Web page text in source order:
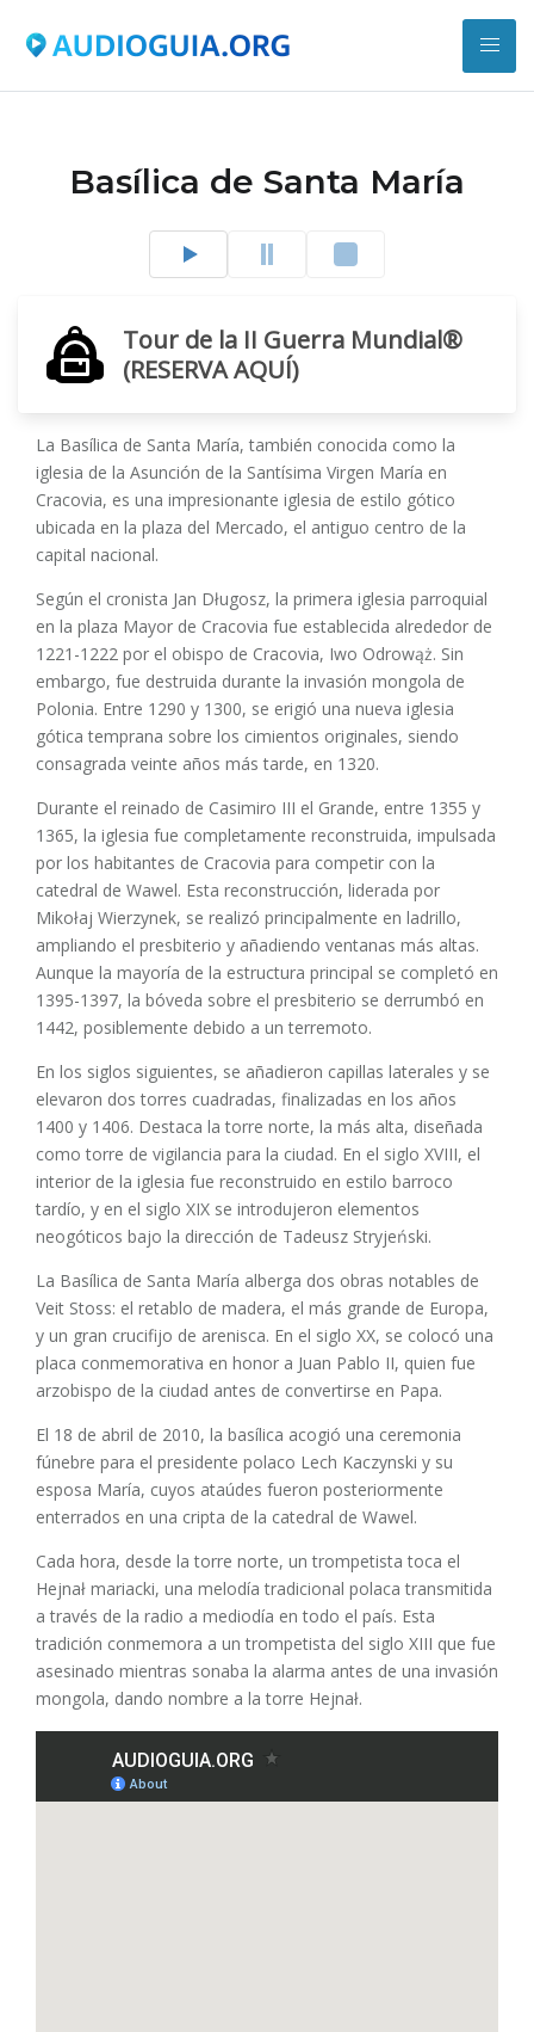
Basílica de Santa María
Tour de la II Guerra Mundial®
(RESERVA AQUÍ)
La Basílica de Santa María, también conocida como la
iglesia de la Asunción de la Santísima Virgen María en
Cracovia, es una impresionante iglesia de estilo gótico
ubicada en la plaza del Mercado, el antiguo centro de la
capital nacional.
Según el cronista Jan Długosz, la primera iglesia parroquial
en la plaza Mayor de Cracovia fue establecida alrededor de
1221-1222 por el obispo de Cracovia, Iwo Odrowąż. Sin
embargo, fue destruida durante la invasión mongola de
Polonia. Entre 1290 y 1300, se erigió una nueva iglesia
gótica temprana sobre los cimientos originales, siendo
consagrada veinte años más tarde, en 1320.
Durante el reinado de Casimiro III el Grande, entre 1355 y
1365, la iglesia fue completamente reconstruida, impulsada
por los habitantes de Cracovia para competir con la
catedral de Wawel. Esta reconstrucción, liderada por
Mikołaj Wierzynek, se realizó principalmente en ladrillo,
ampliando el presbiterio y añadiendo ventanas más altas.
Aunque la mayoría de la estructura principal se completó en
1395-1397, la bóveda sobre el presbiterio se derrumbó en
1442, posiblemente debido a un terremoto.
En los siglos siguientes, se añadieron capillas laterales y se
elevaron dos torres cuadradas, finalizadas en los años
1400 y 1406. Destaca la torre norte, la más alta, diseñada
como torre de vigilancia para la ciudad. En el siglo XVIII, el
interior de la iglesia fue reconstruido en estilo barroco
tardío, y en el siglo XIX se introdujeron elementos
neogóticos bajo la dirección de Tadeusz Stryjeński.
La Basílica de Santa María alberga dos obras notables de
Veit Stoss: el retablo de madera, el más grande de Europa,
y un gran crucifijo de arenisca. En el siglo XX, se colocó una
placa conmemorativa en honor a Juan Pablo II, quien fue
arzobispo de la ciudad antes de convertirse en Papa.
El 18 de abril de 2010, la basílica acogió una ceremonia
fúnebre para el presidente polaco Lech Kaczynski y su
esposa María, cuyos ataúdes fueron posteriormente
enterrados en una cripta de la catedral de Wawel.
Cada hora, desde la torre norte, un trompetista toca el
Hejnał mariacki, una melodía tradicional polaca transmitida
a través de la radio a mediodía en todo el país. Esta
tradición conmemora a un trompetista del siglo XIII que fue
asesinado mientras sonaba la alarma antes de una invasión
mongola, dando nombre a la torre Hejnał.